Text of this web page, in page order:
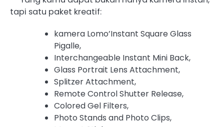
tapi satu paket kreatif:
kamera Lomo’Instant Square Glass
Pigalle,
Interchangeable Instant Mini Back,
Glass Portrait Lens Attachment,
Splitzer Attachment,
Remote Control Shutter Release,
Colored Gel Filters,
Photo Stands and Photo Clips,